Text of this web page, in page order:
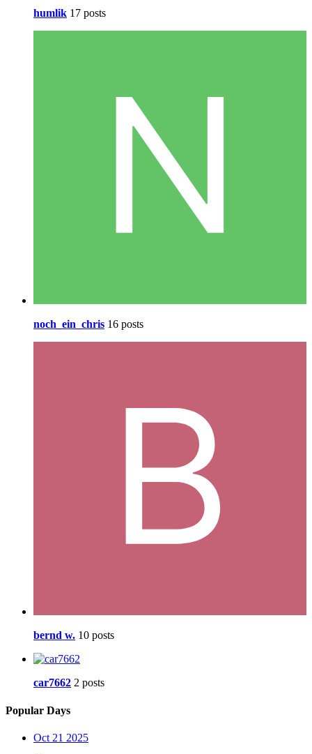
humlik 17 posts
noch_ein_chris 16 posts
bernd w. 10 posts
car7662 2 posts
Popular Days
Oct 21 2025